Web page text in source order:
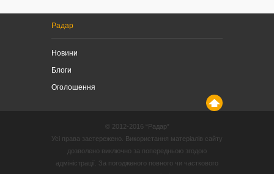
Радар
Новини
Блоги
Оголошення
© 2012-2016 “Радар”
Усі права застережено. Використання матеріалів сайту
дозволено виключно за попередньою згодою
адміністрації. За погодженого повного чи часткового